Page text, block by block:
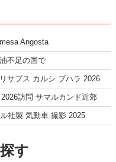
Angosta
不足の国で
サブス カルシ ブハラ 2026
訪問 サマルカンド近郊
社製 気動車 撮影 2025
す